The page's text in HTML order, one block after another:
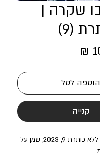
שקרה |
(9)
הוספה לסל
קנייה
כרים אבו שקרה, ללא כותרת 9, 2023, שמן על